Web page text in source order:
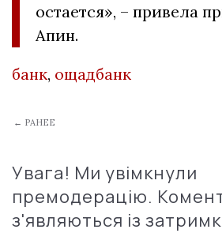
остается», – привела
Апин.
банк, ощадбанк
← РАНЕЕ
Увага! Ми увімкнули
премодерацію.
з'являються із